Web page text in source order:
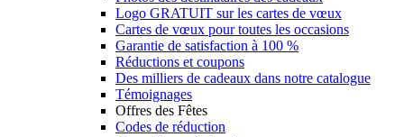
Logo GRATUIT sur les cartes de vœux
Cartes de vœux pour toutes les occasions
Garantie de satisfaction à 100 %
Réductions et coupons
Des milliers de cadeaux dans notre catalogue
Témoignages
Offres des Fêtes
Codes de réduction